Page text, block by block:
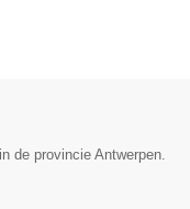
de provincie Antwerpen.